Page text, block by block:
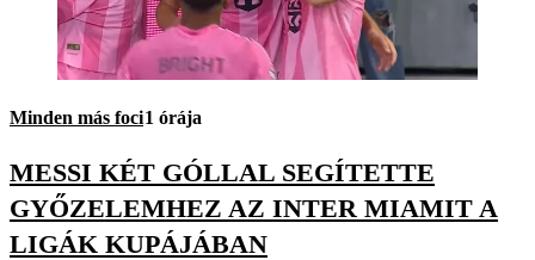
Minden más foci1 órája
MESSI KÉT GÓLLAL SEGÍTETTE
GYŐZELEMHEZ AZ INTER MIAMIT A
LIGÁK KUPÁJÁBAN